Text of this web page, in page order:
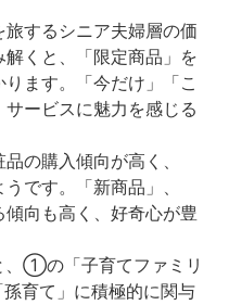
旅するシニア夫婦層の価
くと、「限定商品」を
ます。「今だけ」「こ
ービスに魅力を感じる
の購入傾向が高く、
です。「新商品」、
傾向も高く、好奇心が豊
、①の「子育てファミリ
育て」に積極的に関与